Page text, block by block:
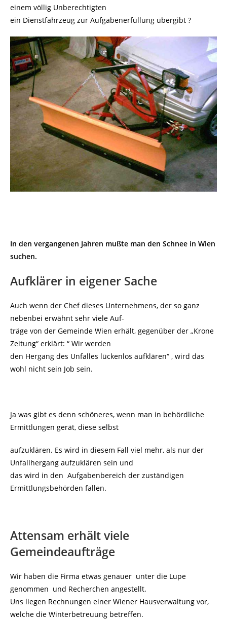
einem völlig Unberechtigten
ein Dienstfahrzeug zur Aufgabenerfüllung übergibt ?
In den vergangenen Jahren mußte man den Schnee in Wien
suchen.
Aufklärer in eigener Sache
Auch wenn der Chef dieses Unternehmens, der so ganz
nebenbei erwähnt sehr viele Auf-
träge von der Gemeinde Wien erhält, gegenüber der „Krone
Zeitung“ erklärt: “ Wir werden
den Hergang des Unfalles lückenlos aufklären“ , wird das
wohl nicht sein Job sein.
Ja was gibt es denn schöneres, wenn man in behördliche
Ermittlungen gerät, diese selbst
aufzuklären. Es wird in diesem Fall viel mehr, als nur der
Unfallhergang aufzuklären sein und
das wird in den Aufgabenbereich der zuständigen
Ermittlungsbehörden fallen.
Attensam erhält viele
Gemeindeaufträge
Wir haben die Firma etwas genauer unter die Lupe
genommen und Recherchen angestellt.
Uns liegen Rechnungen einer Wiener Hausverwaltung vor,
welche die Winterbetreuung betreffen.